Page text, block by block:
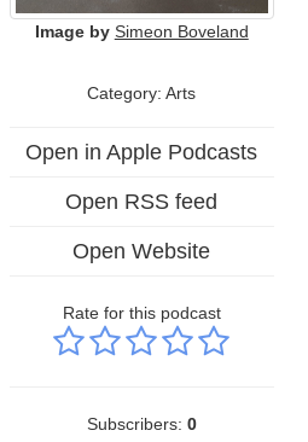
Image by Simeon Boveland
Category:Arts
Open in Apple Podcasts
Open RSS feed
Open Website
Rate for this podcast
Subscribers: 0